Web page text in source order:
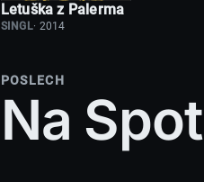
Letuška z Palerma
SINGL· 2014
POSLECH
Na